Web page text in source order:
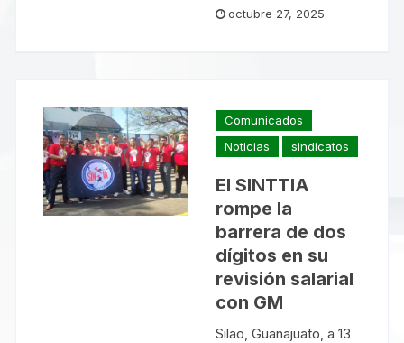
octubre 27, 2025
Comunicados
Noticias
sindicatos
El SINTTIA
rompe la
barrera de dos
dígitos en su
revisión salarial
con GM
Silao, Guanajuato, a 13